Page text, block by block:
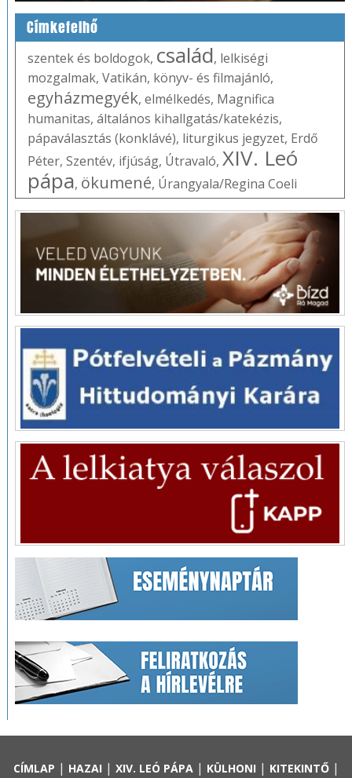
Címkefelhő
szentek és boldogok, család, lelkiségi
mozgalmak, Vatikán, könyv- és filmajánló,
egyházmegyék, elmélkedés, Magnifica
humanitas, általános kihallgatás/katekézis,
pápaválasztás (konklávé), liturgikus jegyzet, Erdő
Péter, Szentév, ifjúság, Útravaló, XIV. Leó
pápa, ökumené, Úrangyala/Regina Coeli
CÍMLAP | HAZAI | XIV. LEÓ PÁPA| KÜLHONI | KITEKINTŐ|